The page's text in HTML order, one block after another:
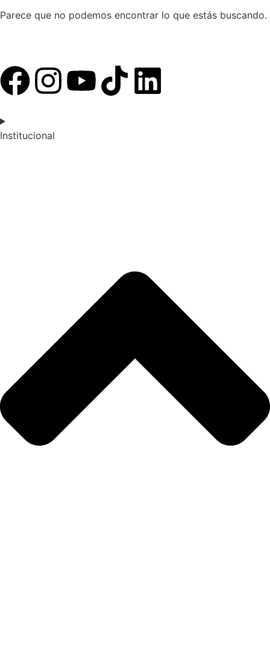
Parece que no podemos encontrar lo que estás buscando.
Institucional